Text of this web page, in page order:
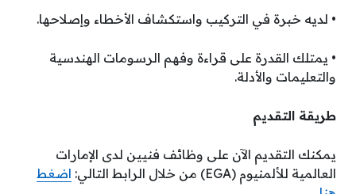
• لديه خبرة في التركيب واستكشاف الأخطاء وإصلاحها.
• يمتلك القدرة على قراءة وفهم الرسومات الهندسية
والتعليمات والأدلة.
طريقة التقديم
يمكنك التقديم الآن على وظائف فنيين لدى الإمارات
العالمية للألمنيوم (EGA) من خلال الرابط التالي:
اضغط